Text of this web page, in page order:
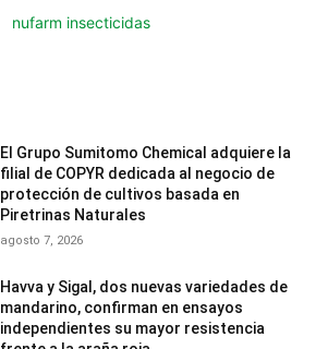
El Grupo Sumitomo Chemical adquiere la
filial de COPYR dedicada al negocio de
protección de cultivos basada en
Piretrinas Naturales
agosto 7, 2026
Havva y Sigal, dos nuevas variedades de
mandarino, confirman en ensayos
independientes su mayor resistencia